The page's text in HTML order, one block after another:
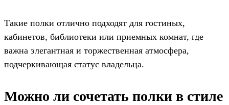
Такие полки отлично подходят для гостиных,
кабинетов, библиотеки или приемных комнат, где
важна элегантная и торжественная атмосфера,
подчеркивающая статус владельца.
Можно ли сочетать полки в стиле